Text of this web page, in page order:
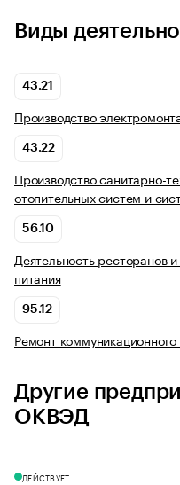
Виды
43.21
Производство
43.22
Производство санитарно-
отопительных систем и
56.10
Деятельность ресторанов
питания
95.12
Ремонт
Другие
ОКВЭД
ДЕЙСТВУЕТ